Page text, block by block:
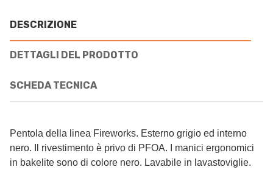
DESCRIZIONE
DETTAGLI DEL PRODOTTO
SCHEDA TECNICA
Pentola della linea Fireworks. Esterno grigio ed interno
nero. Il rivestimento è privo di PFOA. I manici ergonomici
in bakelite sono di colore nero. Lavabile in lavastoviglie.